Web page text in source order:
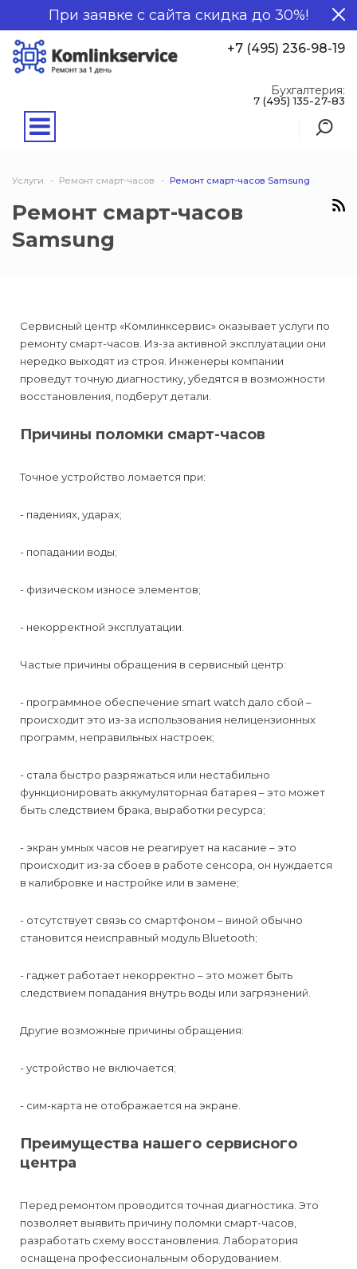
При заявке с сайта скидка до 30%!
+7 (495) 236-98-19
Бухгалтерия:
7 (495) 135-27-83
Услуги Ремонт смарт-часов Ремонт смарт-часов Samsung
Ремонт смарт-часов
Samsung
Сервисный центр «Комлинксервис» оказывает услуги по
ремонту смарт-часов. Из-за активной эксплуатации они
нередко выходят из строя. Инженеры компании
проведут точную диагностику, убедятся в возможности
восстановления, подберут детали.
Причины поломки смарт-часов
Точное устройство ломается при:
- падениях, ударах;
- попадании воды;
- физическом износе элементов;
- некорректной эксплуатации.
Частые причины обращения в сервисный центр:
- программное обеспечение smart watch дало сбой –
происходит это из-за использования нелицензионных
программ, неправильных настроек;
- стала быстро разряжаться или нестабильно
функционировать аккумуляторная батарея – это может
быть следствием брака, выработки ресурса;
- экран умных часов не реагирует на касание – это
происходит из-за сбоев в работе сенсора, он нуждается
в калибровке и настройке или в замене;
- отсутствует связь со смартфоном – виной обычно
становится неисправный модуль Bluetooth;
- гаджет работает некорректно – это может быть
следствием попадания внутрь воды или загрязнений.
Другие возможные причины обращения:
- устройство не включается;
- сим-карта не отображается на экране.
Преимущества нашего сервисного
центра
Перед ремонтом проводится точная диагностика. Это
позволяет выявить причину поломки смарт-часов,
разработать схему восстановления. Лаборатория
оснащена профессиональным оборудованием.